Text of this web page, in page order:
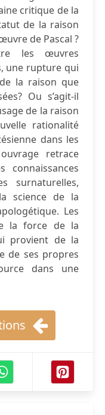
critique de la
de la raison
de Pascal ?
les œuvres
une rupture qui
la raison que
Ou s’agit-il
de la raison
rationalité
dans les
retrace
connaissances
surnaturelles,
science de la
Les
la force de la
provient de la
de ses propres
dans une